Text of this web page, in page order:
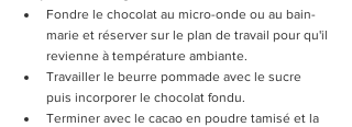
Fondre le chocolat au micro-onde ou au bain-
marie et réserver sur le plan de travail pour qu'il
revienne à température ambiante.
Travailler le beurre pommade avec le sucre
puis incorporer le chocolat fondu.
Terminer avec le cacao en poudre tamisé et la